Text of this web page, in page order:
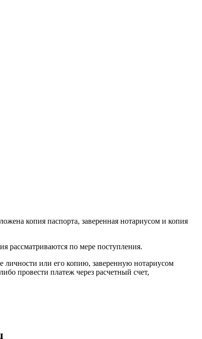
копия паспорта, заверенная нотариусом и копия
рассматриваются по мере поступления.
или его копию, заверенную нотариусом
провести платеж через расчетный счет,